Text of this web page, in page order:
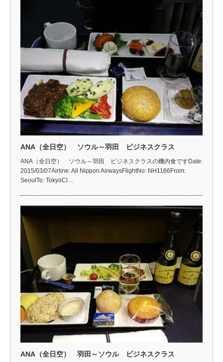
ANA（全日空） ソウル～羽田 ビジネスクラス
ANA（全日空） ソウル～羽田 ビジネスクラスの機内食ですDate:
2015/03/07Airline: All Nippon AirwaysFlightNo: NH1166From:
SeoulTo: TokyoCl…
ANA（全日空） 羽田～ソウル ビジネスクラス